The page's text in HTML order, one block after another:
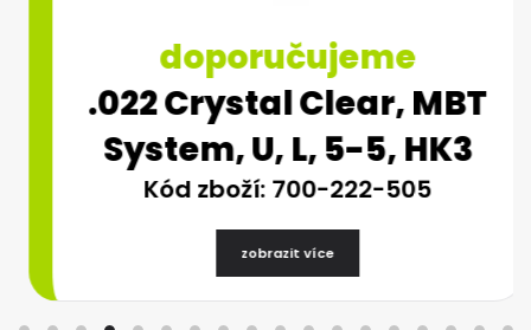
doporučujeme
.022 Crystal Clear, MBT
System, U, L, 5-5, HK3
Kód zboží: 700-222-505
zobrazit více